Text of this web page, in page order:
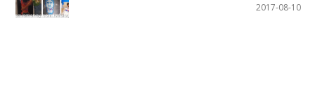
2017-08-10